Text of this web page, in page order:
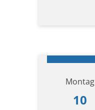
Montag
10